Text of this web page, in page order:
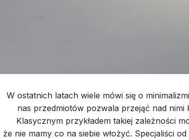
W ostatnich latach wiele mówi się o
nas przedmiotów pozwala przejąć nad
Klasycznym przykładem takiej zależności
że nie mamy co na siebie włożyć. Specjaliści